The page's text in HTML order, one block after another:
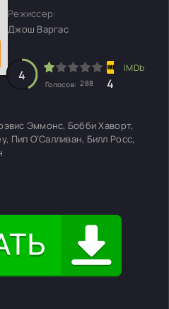
Режиссер:
Джош Варгас
4
Голосов: 288 4
Эммонс, Бобби Хаворт,
Пип О’Салливан, Билл Росс,